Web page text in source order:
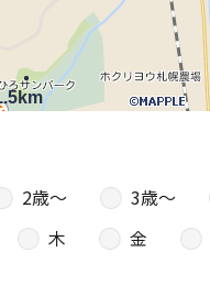
2歳〜 3歳〜
木 金